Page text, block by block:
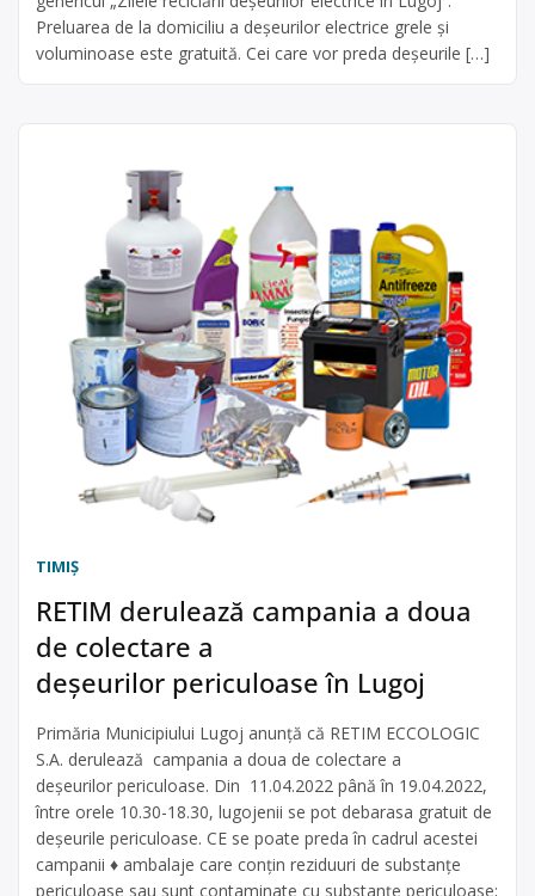
Preluarea de la domiciliu a deșeurilor electrice grele și
voluminoase este gratuită. Cei care vor preda deșeurile […]
TIMIŞ
RETIM derulează campania a doua
de colectare a
deșeurilor periculoase în Lugoj
Primăria Municipiului Lugoj anunță că RETIM ECCOLOGIC
S.A. derulează campania a doua de colectare a
deșeurilor periculoase. Din 11.04.2022 până în 19.04.2022,
între orele 10.30-18.30, lugojenii se pot debarasa gratuit de
deșeurile periculoase. CE se poate preda în cadrul acestei
campanii ♦ ambalaje care conţin reziduuri de substanţe
periculoase sau sunt contaminate cu substanţe periculoase;